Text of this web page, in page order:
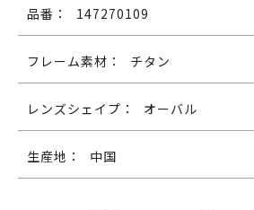
品番： 147270109
フレーム素材： チタン
レンズシェイプ： オーバル
生産地： 中国